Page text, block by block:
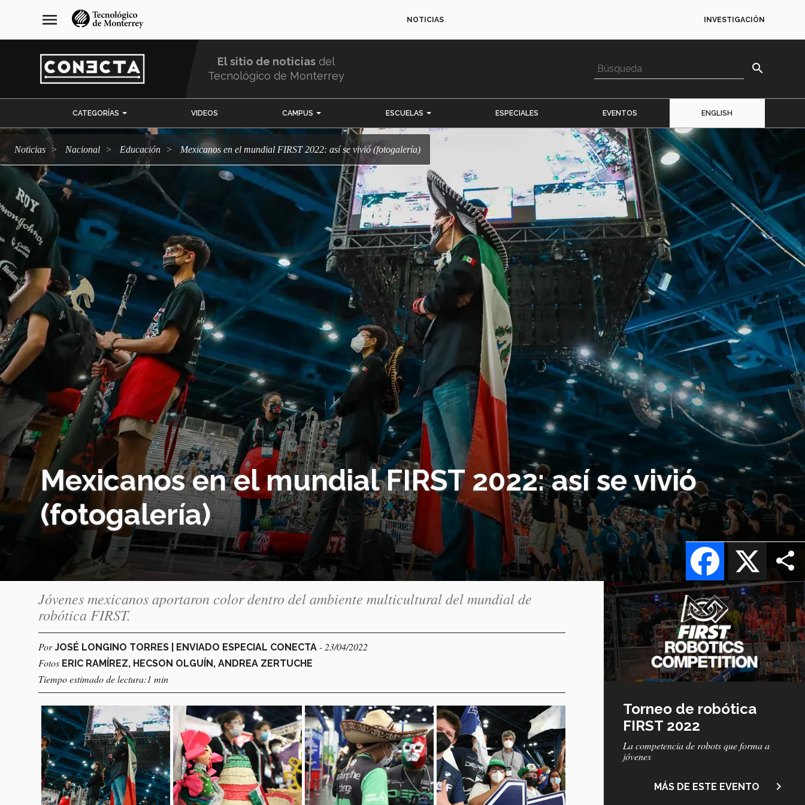
navegación
principal
menu NOTICIAS INVESTIGACIÓN
El sitio de noticias del
Tecnológico de Monterrey
search
CATEGORÍAS VIDEOS CAMPUS ESCUELAS ESPECIALES EVENTOS ENGLISH
Noticias Nacional Educación Mexicanos en el mundial FIRST 2022: así se vivió (fotogalería)
Mexicanos en el mundial FIRST 2022: así se vivió
(fotogalería)
X
Facebook
Jóvenes mexicanos aportaron color dentro del ambiente multicultural del mundial de
robótica FIRST.
PorJOSÉ LONGINO TORRES | ENVIADO ESPECIAL CONECTA - 23/04/2022
Fotos ERIC RAMÍREZ, HECSON OLGUÍN, ANDREA ZERTUCHE
Tiempo estimado de lectura:1 min
Torneo de robótica
FIRST 2022
La competencia de robots que forma a
jóvenes
MÁS DE ESTE EVENTO navigate_next